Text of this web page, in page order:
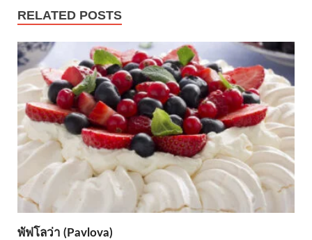
RELATED POSTS
พัฟโลว่า (Pavlova)